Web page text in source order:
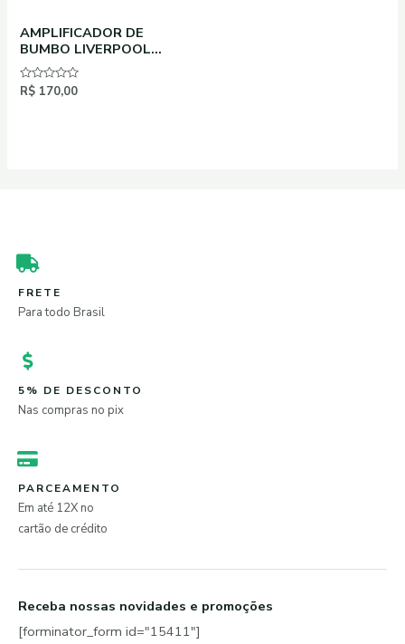
AMPLIFICADOR DE
BUMBO LIVERPOOL
PRETO KICK PORT
Avaliação
R$ 170,00
FRETE
Para todo Brasil
5% DE DESCONTO
Nas compras no pix
PARCEAMENTO
Em até 12X no
cartão de crédito
Receba nossas novidades e promoções
[forminator_form id="15411"]